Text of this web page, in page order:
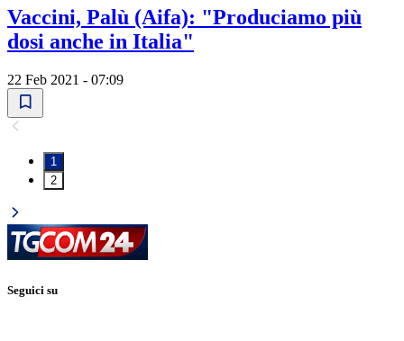
Vaccini, Palù (Aifa): "Produciamo più
dosi anche in Italia"
22 Feb 2021 - 07:09
1
2
Seguici su